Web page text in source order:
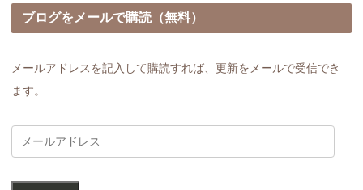
ブログをメールで購読（無料）
メールアドレスを記入して購読すれば、更新をメールで受信でき
ます。